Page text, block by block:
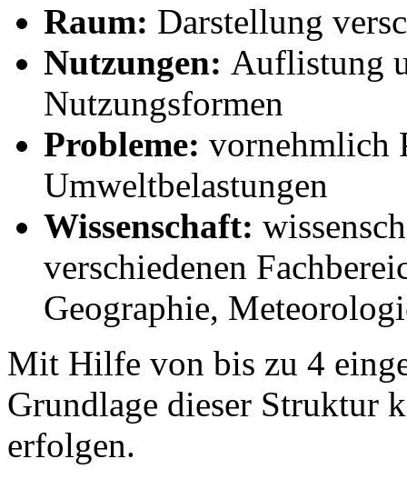
Raum: Darstellung
Nutzungen: Auflistung
Nutzungsformen
Probleme: vornehmlich
Umweltbelastungen
Wissenschaft:
verschiedenen
Geographie,
Mit Hilfe von bis zu 4
Grundlage dieser Struktur
erfolgen.